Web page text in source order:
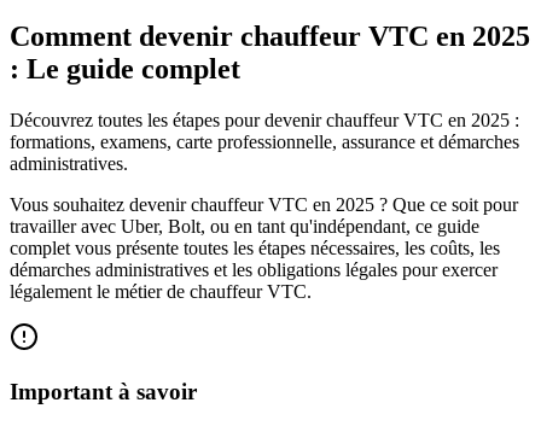
Comment devenir chauffeur VTC en 2025
: Le guide complet
Découvrez toutes les étapes pour devenir chauffeur VTC en 2025 :
formations, examens, carte professionnelle, assurance et démarches
administratives.
Vous souhaitez devenir chauffeur VTC en 2025 ? Que ce soit pour
travailler avec Uber, Bolt, ou en tant qu'indépendant, ce guide
complet vous présente toutes les étapes nécessaires, les coûts, les
démarches administratives et les obligations légales pour exercer
légalement le métier de chauffeur VTC.
Important à savoir